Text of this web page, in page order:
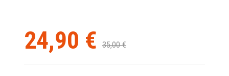
24,90 € 35,00 €